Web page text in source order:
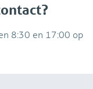
8:30 en 17:00 op